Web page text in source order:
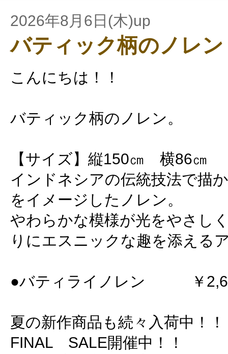
2026年8月6日(木)up
バティック柄のノレン
こんにちは！！
バティック柄のノレン。
【サイズ】縦150㎝ 横86㎝
インドネシアの伝統技法で描
をイメージしたノレン。
やわらかな模様が光をやさし
りにエスニックな趣を添える
●バティライノレン ￥
夏の新作商品も続々入荷中！！
FINAL SALE開催中！！